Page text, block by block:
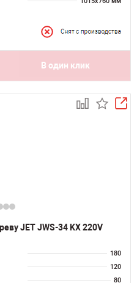
В один клик
JET JWS-34 KX 220V
180
120
80